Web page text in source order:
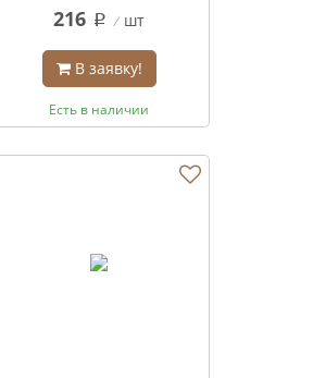
216 q шт
В заявку!
Есть в наличии